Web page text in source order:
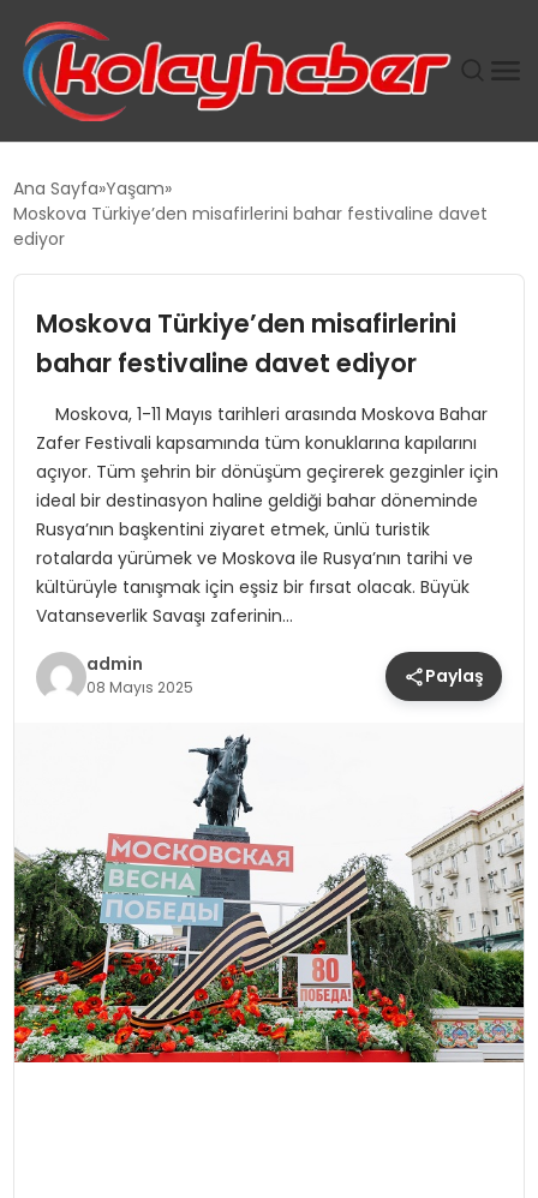
SUWEN’IN İSTIHDAM MODELI EKONOMIDE KADIN
TANYER YAPI ZEMIN MÜHENDISLIĞINDE HEDEF
BÜYÜTTÜ
TOROSLAR’DA PAZAR GERGİNLİĞİ!
Ana Sayfa Yaşam
Moskova Türkiye’den misafirlerini bahar festivaline davet
ediyor
Moskova Türkiye’den misafirlerini
bahar festivaline davet ediyor
Moskova, 1-11 Mayıs tarihleri arasında Moskova Bahar
Zafer Festivali kapsamında tüm konuklarına kapılarını
açıyor. Tüm şehrin bir dönüşüm geçirerek gezginler için
ideal bir destinasyon haline geldiği bahar döneminde
Rusya’nın başkentini ziyaret etmek, ünlü turistik
rotalarda yürümek ve Moskova ile Rusya’nın tarihi ve
kültürüyle tanışmak için eşsiz bir fırsat olacak. Büyük
Vatanseverlik Savaşı zaferinin…
admin
08 Mayıs 2025 Paylaş